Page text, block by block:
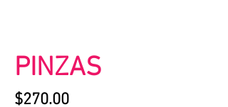
PINZAS
$270.00Precio